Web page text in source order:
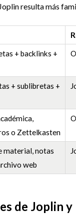
resulta más
+ backlinks +
+ sublibretas +
o Zettelkasten
material, notas
web
de Joplin y